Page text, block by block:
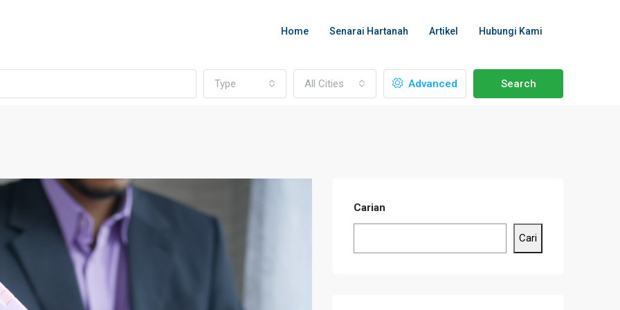
Home Senarai Hartanah Artikel Hubungi Kami
Type All Cities Advanced Search
Carian
Cari